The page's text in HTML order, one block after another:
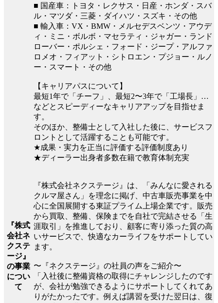
■ 国産車：トヨタ・レクサス・日産・ホンダ・スバ
ル・マツダ・三菱・ダイハツ・スズキ・その他
■ 輸入車：VX・BMW・メルセデスベンツ・アウデ
ィ・ミニ・ボルボ・マセラティ・ジャガー・ランド
ローバー・ポルシェ・フォード・ジープ・アルファ
ロメオ・フィアット・シトロエン・プジョー・ルノ
ー・スマート・その他
【キャリアパスについて】
最短1年で「チーフ」、最短2〜3年で「工場長」…
などとスピーディーなキャリアアップを目指せま
す。
そのほか、整備士として入社した後に、サービスフ
ロントとして活躍することも可能です。
★成果・実力を正当に評価する評価制度あり
★ディーラー出身者多数在籍で教育体制充実
『株式
会社ネ
クステ
ージ』
の事業
につい
て
『株式会社ネクステージ』は、「みんなに愛される
クルマ屋さん」を理念に掲げ、中古車販売事業を中
心に全国展開する東証プライム上場企業です。販売
から買取、整備、保険までを自社で完結させる「生
涯取引」を推進しており、顧客に寄り添った質の高
いサービスで、快適なカーライフをサポートしてい
ます。
〜『ネクステージ』の社員の声をご紹介〜
「入社後に整備資格の取得にチャレンジしたのです
が、会社が勉強できるようにサポートしてくれてあ
りがたかったです。例えば講習を受けた翌日は、復